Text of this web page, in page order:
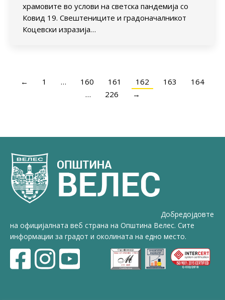
храмовите во услови на светска пандемија со
Ковид 19. Свештениците и градоначалникот
Коцевски изразија…
← 1 … 160 161 162 163
164
…
226 →
Добредојдовте
на официјалната веб страна на Општина Велес. Сите
информации за градот и околината на едно место.